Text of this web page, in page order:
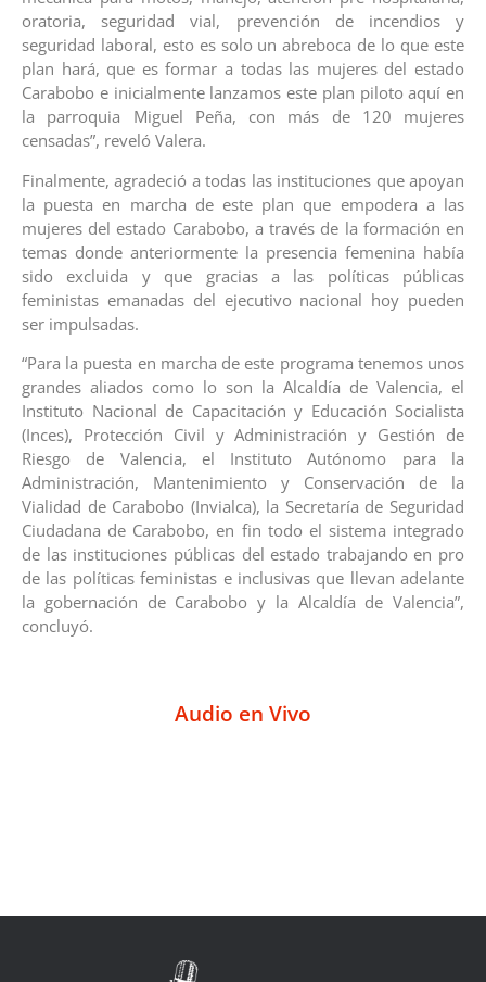
oratoria, seguridad vial, prevención de incendios y
seguridad laboral, esto es solo un abreboca de lo que este
plan hará, que es formar a todas las mujeres del estado
Carabobo e inicialmente lanzamos este plan piloto aquí en
la parroquia Miguel Peña, con más de 120 mujeres
censadas”, reveló Valera.
Finalmente, agradeció a todas las instituciones que apoyan
la puesta en marcha de este plan que empodera a las
mujeres del estado Carabobo, a través de la formación en
temas donde anteriormente la presencia femenina había
sido excluida y que gracias a las políticas públicas
feministas emanadas del ejecutivo nacional hoy pueden
ser impulsadas.
“Para la puesta en marcha de este programa tenemos unos
grandes aliados como lo son la Alcaldía de Valencia, el
Instituto Nacional de Capacitación y Educación Socialista
(Inces), Protección Civil y Administración y Gestión de
Riesgo de Valencia, el Instituto Autónomo para la
Administración, Mantenimiento y Conservación de la
Vialidad de Carabobo (Invialca), la Secretaría de Seguridad
Ciudadana de Carabobo, en fin todo el sistema integrado
de las instituciones públicas del estado trabajando en pro
de las políticas feministas e inclusivas que llevan adelante
la gobernación de Carabobo y la Alcaldía de Valencia”,
concluyó.
Audio en Vivo